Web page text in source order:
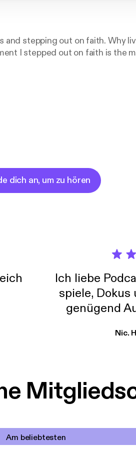
and stepping out on faith. Why
I stepped out on faith is the
dich an, um zu hören
Ich liebe
spiele, Dokus
genügend
Nic. H
Am beliebtesten